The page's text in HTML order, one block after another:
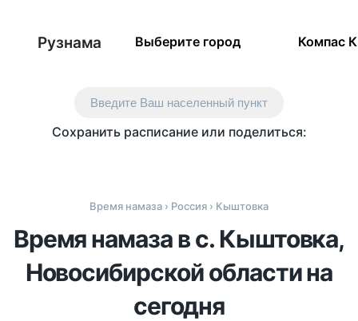
Рузнама Выберите город Компас
Введите Ваш населенный пункт
Сохранить расписание или поделиться:
Время намаза › Россия › Кыштовка
Время намаза в с. Кыштовка,
Новосибирской области на
сегодня